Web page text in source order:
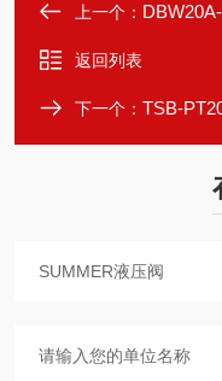
上一个：
返回列表
下一个： TSB-